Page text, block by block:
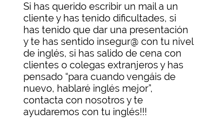
Si has querido escribir un mail a un
cliente y has tenido dificultades, si
has tenido que dar una presentación
y te has sentido insegur@ con tu nivel
de inglés, si has salido de cena con
clientes o colegas extranjeros y has
pensado “para cuando vengáis de
nuevo, hablaré inglés mejor”,
contacta con nosotros y te
ayudaremos con tu inglés!!!